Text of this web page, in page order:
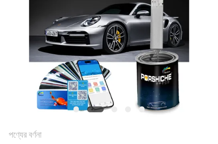
আবেদন
SITEMAP
গোপনীয়তা
পণ্যের বর্ণনা